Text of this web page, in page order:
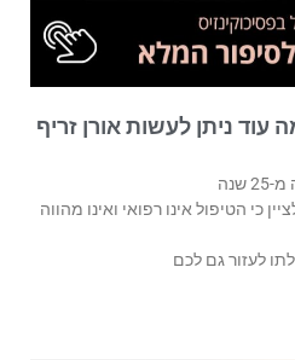
עוד ניתן לעשות אורן זריף
שנה
כי הטיפול אינו רפואי ואינו מהווה
לעזור גם לכם